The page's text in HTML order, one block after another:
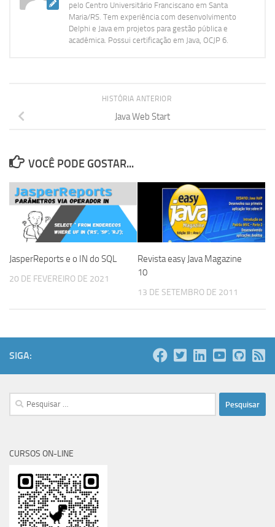
pelo Centro Universitário Franciscano em Santa
Maria/RS. Tem experiência com desenvolvimento
Delphi e Java em projetos para gestão pública e
acadêmica. Possui certificação em Java, OCJP 6.
HISTÓRIA ANTERIOR
Java Web Start
VOCÊ PODE GOSTAR...
JasperReports e o IN do SQL
20 DE FEVEREIRO DE 2021
Revista easy Java Magazine
10
13 DE SETEMBRO DE 2011
SIGA:
Pesquisar
por:
CURSOS ON-LINE